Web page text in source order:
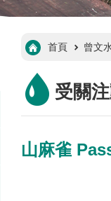
:::
首頁 曾文
受關
山麻雀